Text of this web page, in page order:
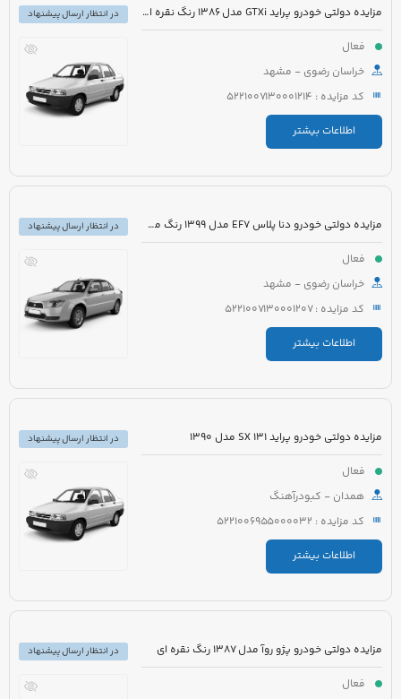
مزایده دولتی خودرو پراید GTXi مدل 1386 رنگ نقره ای متالیک
فعال
خراسان رضوی - مشهد
کد مزایده : 5221007130001214
اطلاعات بیشتر
در انتظار ارسال پیشنهاد
مزایده دولتی خودرو دنا پلاس EF7 مدل 1399 رنگ مشکی متالیک
فعال
خراسان رضوی - مشهد
کد مزایده : 5221007130001207
اطلاعات بیشتر
در انتظار ارسال پیشنهاد
مزایده دولتی خودرو پراید 131 SX مدل 1390
فعال
همدان - کبودرآهنگ
کد مزایده : 5221006955000032
اطلاعات بیشتر
در انتظار ارسال پیشنهاد
مزایده دولتی خودرو پژو روآ مدل 1387 رنگ نقره ای
فعال
در انتظار ارسال پیشنهاد